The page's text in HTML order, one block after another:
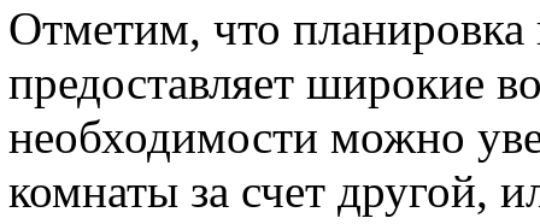
Отметим, что планировка
предоставляет широкие
необходимости можно
комнаты за счет другой,